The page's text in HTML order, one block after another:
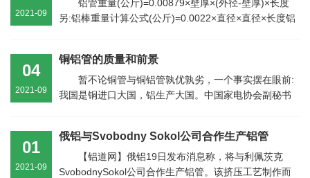
2021-09
铝管重量(公斤)=0.00879×壁厚×(外径-壁厚)×长度
另:铝棒重量计算公式(公斤)=0.0022×直径×直径×长度铝
04
2021-09
铜铝管的质量和前景
暂不论铜管与铜铝管孰优孰劣，一个事实摆在眼前:
我国是铜进口大国，铝生产大国。中国家电协会副秘书
01
2021-09
俄铝与Svobodny Sokol公司合作生产铝管
【铝道网】俄铝19日发布消息称，将与利佩茨克
SvobodnySokol公司合作生产铝管。该挤压工艺制作而